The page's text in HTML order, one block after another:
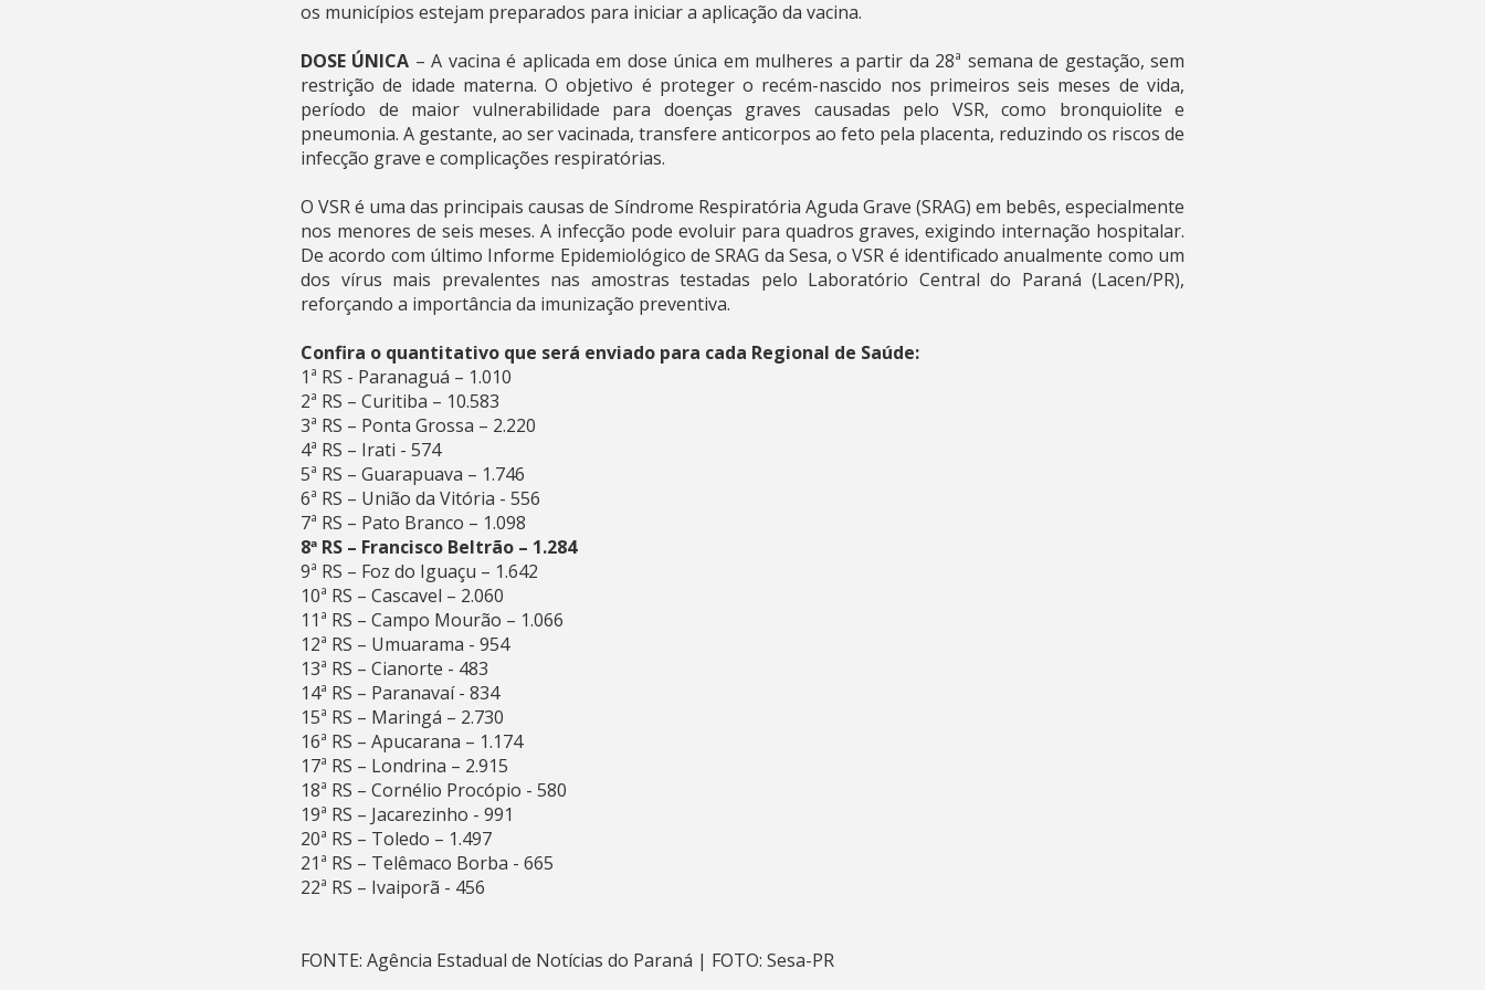
os municípios estejam preparados para iniciar a aplicação da vacina.
DOSE ÚNICA – A vacina é aplicada em dose única em mulheres a partir da 28ª semana de gestação, sem
restrição de idade materna. O objetivo é proteger o recém-nascido nos primeiros seis meses de vida,
período de maior vulnerabilidade para doenças graves causadas pelo VSR, como bronquiolite e
pneumonia. A gestante, ao ser vacinada, transfere anticorpos ao feto pela placenta, reduzindo os riscos de
infecção grave e complicações respiratórias.
O VSR é uma das principais causas de Síndrome Respiratória Aguda Grave (SRAG) em bebês, especialmente
nos menores de seis meses. A infecção pode evoluir para quadros graves, exigindo internação hospitalar.
De acordo com último Informe Epidemiológico de SRAG da Sesa, o VSR é identificado anualmente como um
dos vírus mais prevalentes nas amostras testadas pelo Laboratório Central do Paraná (Lacen/PR),
reforçando a importância da imunização preventiva.
Confira o quantitativo que será enviado para cada Regional de Saúde:
1ª RS - Paranaguá – 1.010
2ª RS – Curitiba – 10.583
3ª RS – Ponta Grossa – 2.220
4ª RS – Irati - 574
5ª RS – Guarapuava – 1.746
6ª RS – União da Vitória - 556
7ª RS – Pato Branco – 1.098
8ª RS – Francisco Beltrão – 1.284
9ª RS – Foz do Iguaçu – 1.642
10ª RS – Cascavel – 2.060
11ª RS – Campo Mourão – 1.066
12ª RS – Umuarama - 954
13ª RS – Cianorte - 483
14ª RS – Paranavaí - 834
15ª RS – Maringá – 2.730
16ª RS – Apucarana – 1.174
17ª RS – Londrina – 2.915
18ª RS – Cornélio Procópio - 580
19ª RS – Jacarezinho - 991
20ª RS – Toledo – 1.497
21ª RS – Telêmaco Borba - 665
22ª RS – Ivaiporã - 456
FONTE: Agência Estadual de Notícias do Paraná | FOTO: Sesa-PR